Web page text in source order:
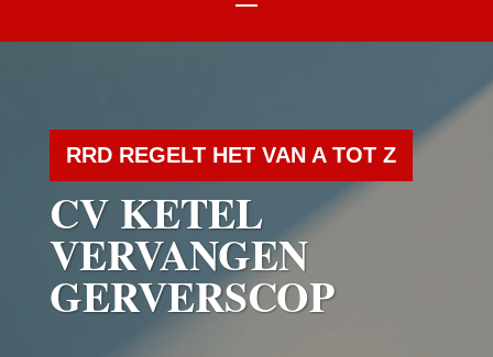
RRD REGELT HET VAN A TOT Z
CV KETEL
VERVANGEN
GERVERSCOP